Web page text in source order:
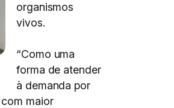
organismos
vivos.
“Como uma
forma de atender
à demanda por
maior